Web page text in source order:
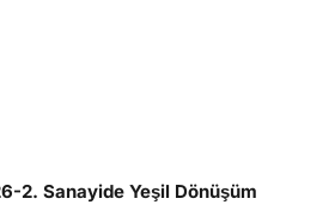
2. Sanayide Yeşil Dönüşüm